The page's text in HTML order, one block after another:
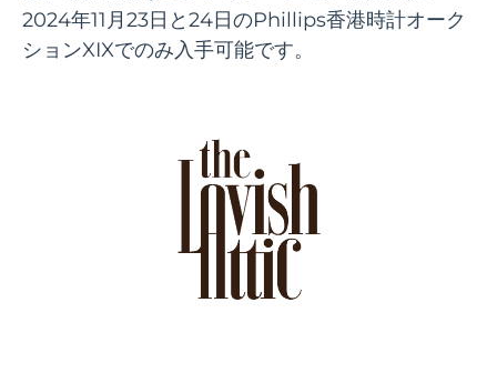
2024年11月23日と24日のPhillips香港時計オーク
ションXIXでのみ入手可能です。